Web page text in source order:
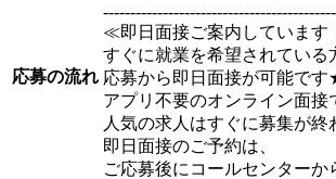
応募の流れ
≪即日面接ご案内していま
すぐに就業を希望されている
応募から即日面接が可能で
アプリ不要のオンライン面接
人気の求人はすぐに募集が
即日面接のご予約は、
ご応募後にコールセンターか